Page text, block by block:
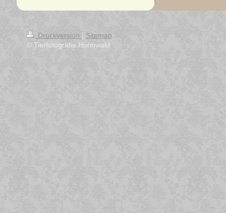
Druckversion | Sitemap
© Tierfotografie Hohnwald